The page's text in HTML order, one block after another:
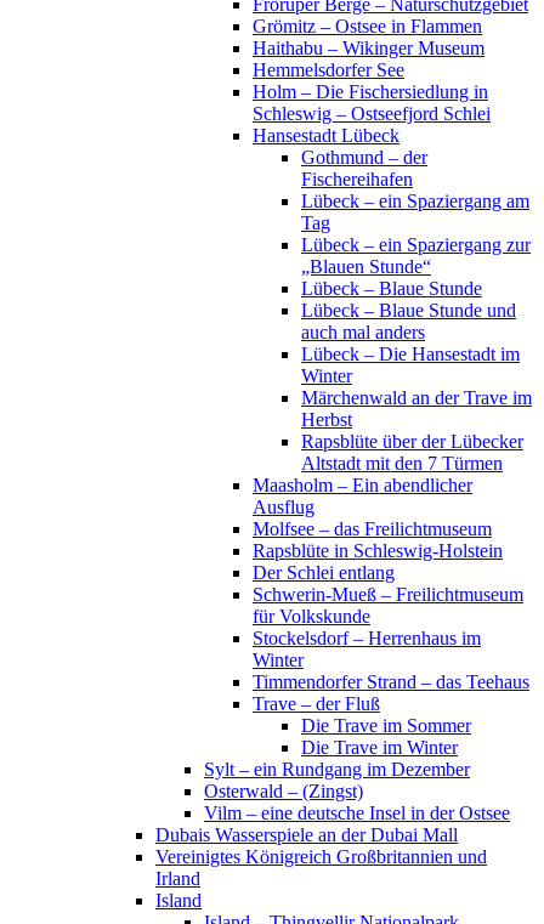
Fröruper Berge – Naturschutzgebiet
Grömitz – Ostsee in Flammen
Haithabu – Wikinger Museum
Hemmelsdorfer See
Holm – Die Fischersiedlung in
Schleswig – Ostseefjord Schlei
Hansestadt Lübeck
Gothmund – der
Fischereihafen
Lübeck – ein Spaziergang am
Tag
Lübeck – ein Spaziergang zur
„Blauen Stunde“
Lübeck – Blaue Stunde
Lübeck – Blaue Stunde und
auch mal anders
Lübeck – Die Hansestadt im
Winter
Märchenwald an der Trave im
Herbst
Rapsblüte über der Lübecker
Altstadt mit den 7 Türmen
Maasholm – Ein abendlicher
Ausflug
Molfsee – das Freilichtmuseum
Rapsblüte in Schleswig-Holstein
Der Schlei entlang
Schwerin-Mueß – Freilichtmuseum
für Volkskunde
Stockelsdorf – Herrenhaus im
Winter
Timmendorfer Strand – das Teehaus
Trave – der Fluß
Die Trave im Sommer
Die Trave im Winter
Sylt – ein Rundgang im Dezember
Osterwald – (Zingst)
Vilm – eine deutsche Insel in der Ostsee
Dubais Wasserspiele an der Dubai Mall
Vereinigtes Königreich Großbritannien und
Irland
Island